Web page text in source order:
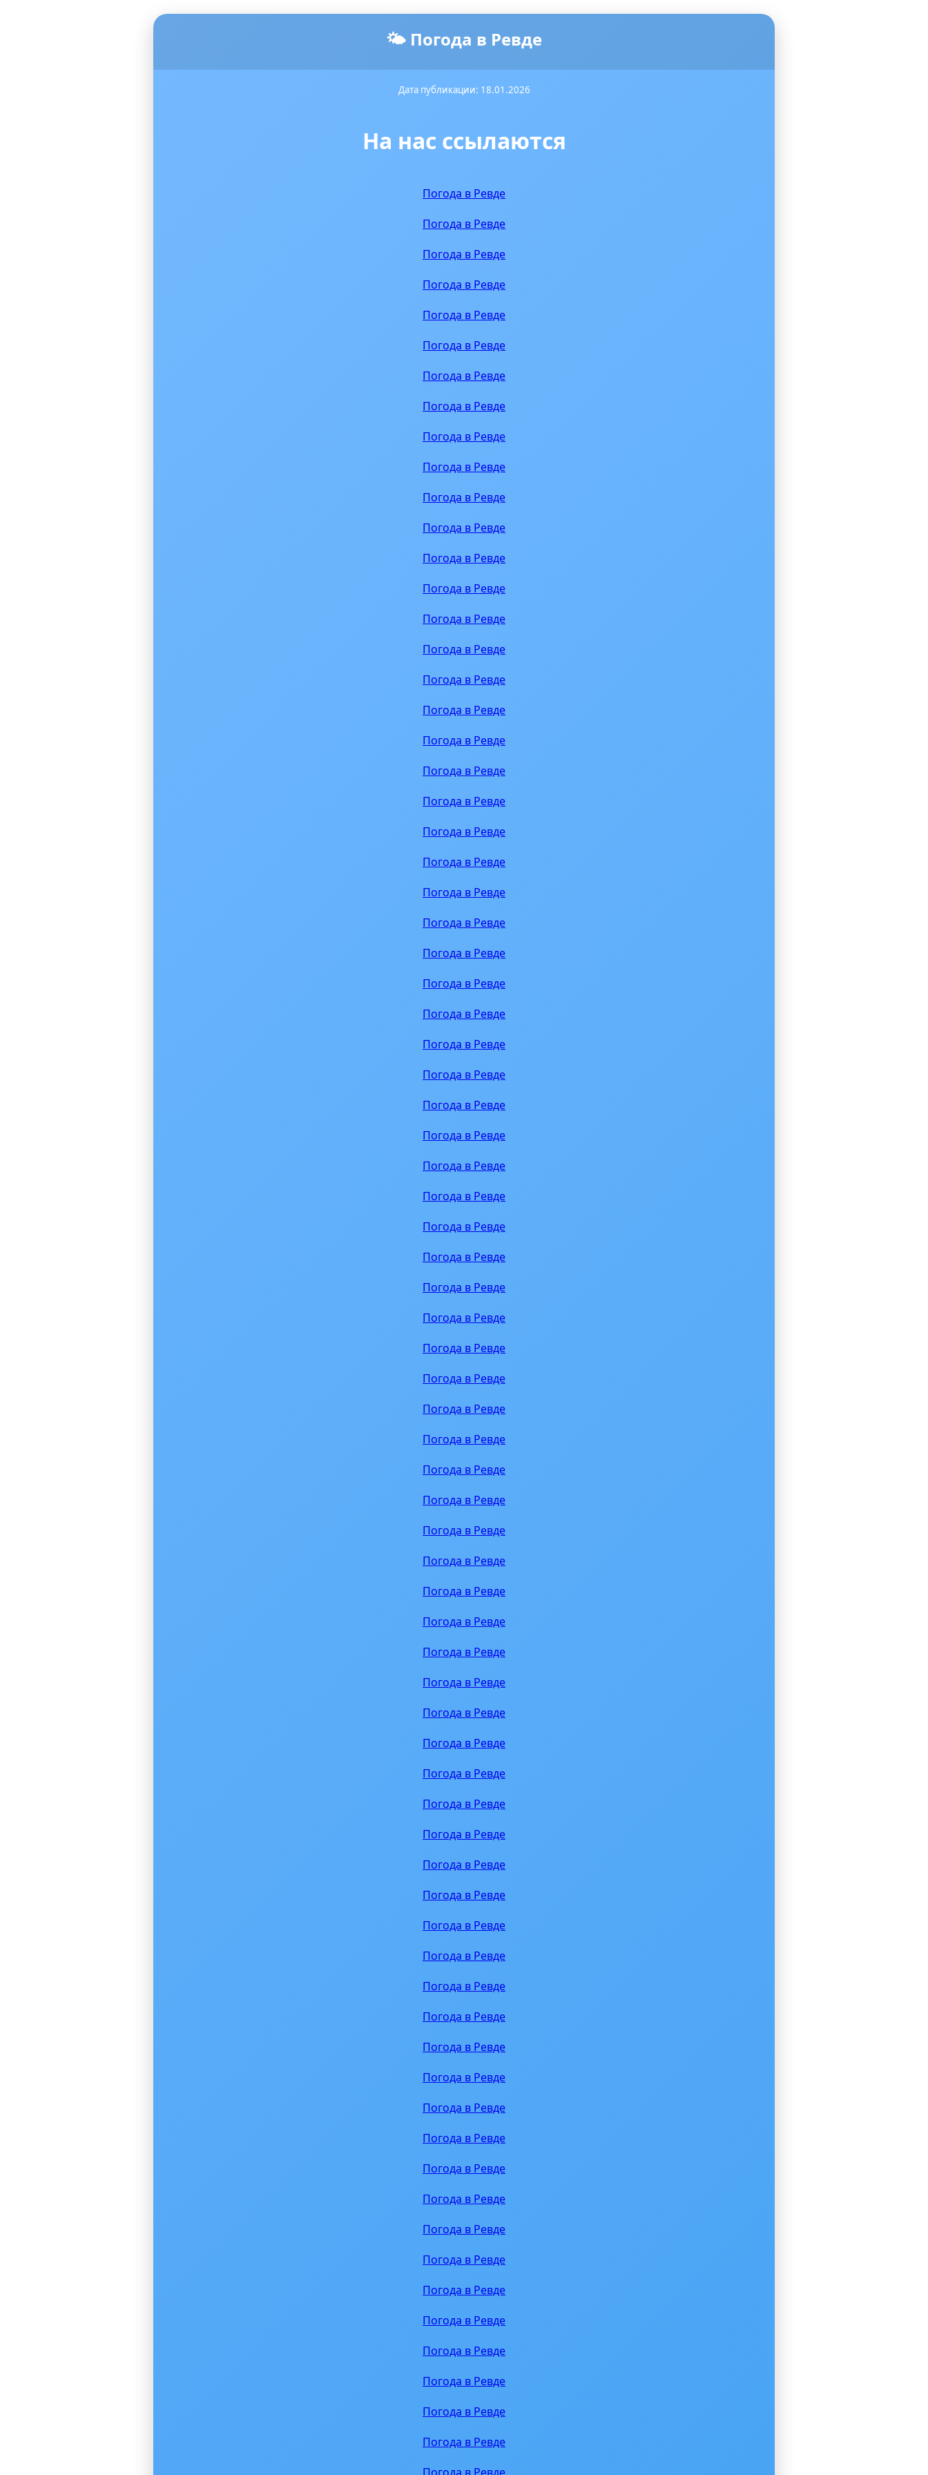
🌤️ Погода в Ревде
Дата публикации: 18.01.2026
На нас ссылаются
Погода в Ревде
Погода в Ревде
Погода в Ревде
Погода в Ревде
Погода в Ревде
Погода в Ревде
Погода в Ревде
Погода в Ревде
Погода в Ревде
Погода в Ревде
Погода в Ревде
Погода в Ревде
Погода в Ревде
Погода в Ревде
Погода в Ревде
Погода в Ревде
Погода в Ревде
Погода в Ревде
Погода в Ревде
Погода в Ревде
Погода в Ревде
Погода в Ревде
Погода в Ревде
Погода в Ревде
Погода в Ревде
Погода в Ревде
Погода в Ревде
Погода в Ревде
Погода в Ревде
Погода в Ревде
Погода в Ревде
Погода в Ревде
Погода в Ревде
Погода в Ревде
Погода в Ревде
Погода в Ревде
Погода в Ревде
Погода в Ревде
Погода в Ревде
Погода в Ревде
Погода в Ревде
Погода в Ревде
Погода в Ревде
Погода в Ревде
Погода в Ревде
Погода в Ревде
Погода в Ревде
Погода в Ревде
Погода в Ревде
Погода в Ревде
Погода в Ревде
Погода в Ревде
Погода в Ревде
Погода в Ревде
Погода в Ревде
Погода в Ревде
Погода в Ревде
Погода в Ревде
Погода в Ревде
Погода в Ревде
Погода в Ревде
Погода в Ревде
Погода в Ревде
Погода в Ревде
Погода в Ревде
Погода в Ревде
Погода в Ревде
Погода в Ревде
Погода в Ревде
Погода в Ревде
Погода в Ревде
Погода в Ревде
Погода в Ревде
Погода в Ревде
Погода в Ревде